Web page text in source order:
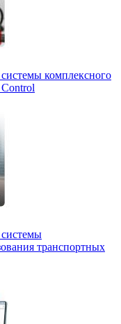
комплексного
транспортных